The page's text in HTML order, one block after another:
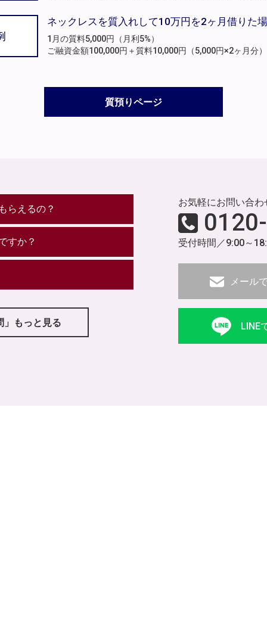
ネックレスを質入れして10万円を2ヶ月借りた
1月の質料5,000円（月利5%）
ご融資金額100,000円＋質料10,000円（5,000円×2ヶ月分
質預りページ
らえるの？
すか？
」もっと見る
お気軽にお問い合わ
受付時間／9:00～
メール
LINE